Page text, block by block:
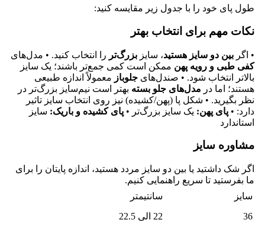
طول پای خود را با جدول زیر مقایسه کنید:
نکات مهم برای انتخاب بهتر
• اگر بین دو سایز هستید، سایز بزرگ‌تر را انتخاب کنید. • مدل‌های
کفی طبی و رویه پهن ممکن است کمی جمع‌تر باشند؛ یک سایز
بالاتر انتخاب شود. • صندل‌های جلوباز معمولاً اندازه طبیعی
هستند؛ اما در مدل‌های جلو بسته بهتر است نیم‌سایز بزرگ‌تر در
نظر بگیرید. • شکل پا (پهن/کشیده) نیز روی انتخاب سایز تاثیر
دارد: • پای پهن: یک سایز بزرگ‌تر • پای کشیده و باریک: سایز
استاندارد
مشاوره سایز
اگر شک داشتید یا بین دو سایز مردد هستید، اندازه پایتان را برای
ما بفرستید تا سریع راهنمایی کنیم.
سایز
سانتیمتر
36
22 الی 22.5